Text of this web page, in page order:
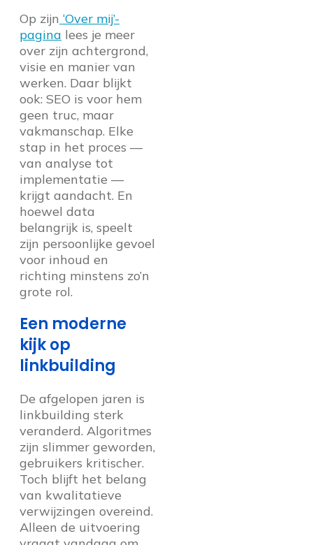
Op zijn ‘Over mij’-
pagina lees je meer
over zijn achtergrond,
visie en manier van
werken. Daar blijkt
ook: SEO is voor hem
geen truc, maar
vakmanschap. Elke
stap in het proces —
van analyse tot
implementatie —
krijgt aandacht. En
hoewel data
belangrijk is, speelt
zijn persoonlijke gevoel
voor inhoud en
richting minstens zo’n
grote rol.
Een moderne
kijk op
linkbuilding
De afgelopen jaren is
linkbuilding sterk
veranderd. Algoritmes
zijn slimmer geworden,
gebruikers kritischer.
Toch blijft het belang
van kwalitatieve
verwijzingen overeind.
Alleen de uitvoering